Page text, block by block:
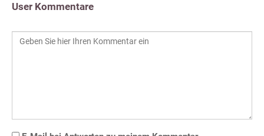
User Kommentare